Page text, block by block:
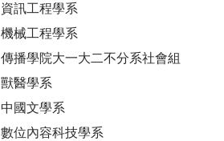
資訊工程學系
機械工程學系
傳播學院大一大二不分系社會組
獸醫學系
中國文學系
數位內容科技學系